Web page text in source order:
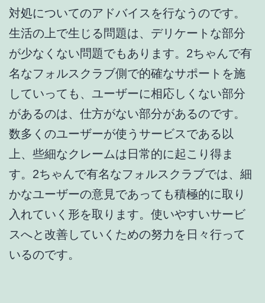
対処についてのアドバイスを行なうのです。
生活の上で生じる問題は、デリケートな部分
が少なくない問題でもあります。2ちゃんで有
名なフォルスクラブ側で的確なサポートを施
していっても、ユーザーに相応しくない部分
があるのは、仕方がない部分があるのです。
数多くのユーザーが使うサービスである以
上、些細なクレームは日常的に起こり得ま
す。2ちゃんで有名なフォルスクラブでは、細
かなユーザーの意見であっても積極的に取り
入れていく形を取ります。使いやすいサービ
スへと改善していくための努力を日々行って
いるのです。